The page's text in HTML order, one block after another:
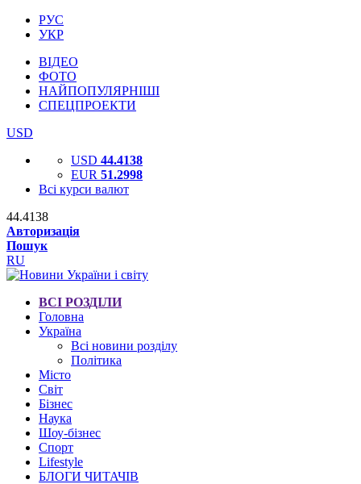
РУС
УКР
ВІДЕО
ФОТО
НАЙПОПУЛЯРНІШІ
СПЕЦПРОЕКТИ
USD
USD 44.4138
EUR 51.2998
Всі курси валют
44.4138
Авторизація
Пошук
RU
ВСІ РОЗДІЛИ
Головна
Україна
Всі новини розділу
Політика
Місто
Світ
Бізнес
Наука
Шоу-бізнес
Спорт
Lifestyle
БЛОГИ ЧИТАЧІВ